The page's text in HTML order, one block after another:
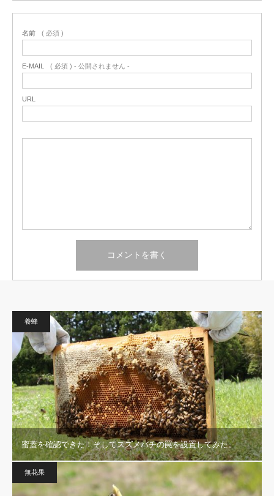
名前 ( 必須 )
E-MAIL ( 必須 ) - 公開されません -
URL
養蜂
蜜蓋を確認できた！そしてスズメバチの罠を設置してみた。
無花果